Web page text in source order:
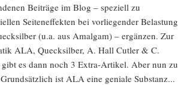
Beiträge im Blog – speziell zu
Seiteneffekten bei vorliegender Belastung
(u.a. aus Amalgam) – ergänzen. Zur
ALA, Quecksilber, A. Hall Cutler & C.
gibt es dann noch 3 Extra-Artikel. Aber nun zu
ist ALA eine geniale Substanz...